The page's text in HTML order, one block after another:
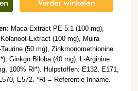
Maca-Extract PE 5:1 (100 mg),
Extract (100 mg), Muira
(50 mg), Zinkmonomethionine
Ginkgo Biloba (40 mg), L-Arginine
100% RI*). Hulpstoffen: E132, E171,
E572. *RI = Referentie Inname.